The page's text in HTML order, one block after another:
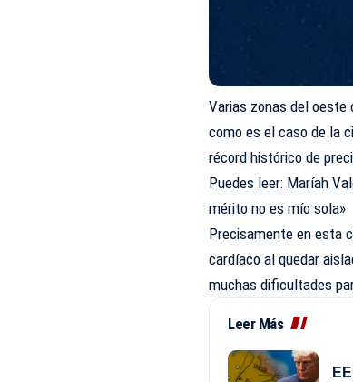
Varias zonas del oeste
como es el caso de la
récord histórico de
Puedes leer: Maríah
mérito no es mío sola»
Precisamente en esta
cardíaco al quedar
muchas dificultades
Leer Más